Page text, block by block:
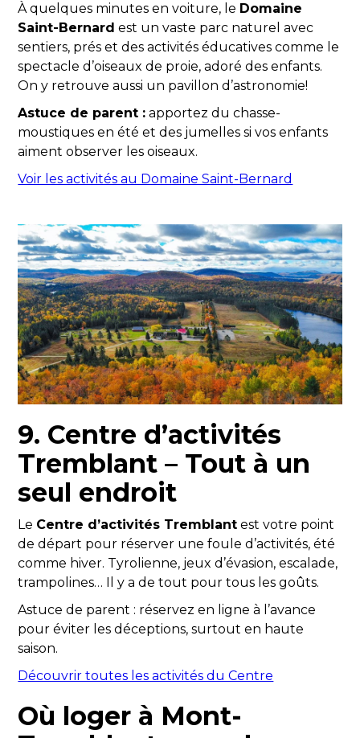
À quelques minutes en voiture, le Domaine
Saint-Bernard est un vaste parc naturel avec
sentiers, prés et des activités éducatives comme le
spectacle d’oiseaux de proie, adoré des enfants.
On y retrouve aussi un pavillon d’astronomie!
Astuce de parent : apportez du chasse-
moustiques en été et des jumelles si vos enfants
aiment observer les oiseaux.
Voir les activités au Domaine Saint-Bernard
9. Centre d’activités
Tremblant – Tout à un
seul endroit
Le Centre d’activités Tremblant est votre point
de départ pour réserver une foule d’activités, été
comme hiver. Tyrolienne, jeux d’évasion, escalade,
trampolines… Il y a de tout pour tous les goûts.
Astuce de parent : réservez en ligne à l’avance
pour éviter les déceptions, surtout en haute
saison.
Découvrir toutes les activités du Centre
Où loger à Mont-